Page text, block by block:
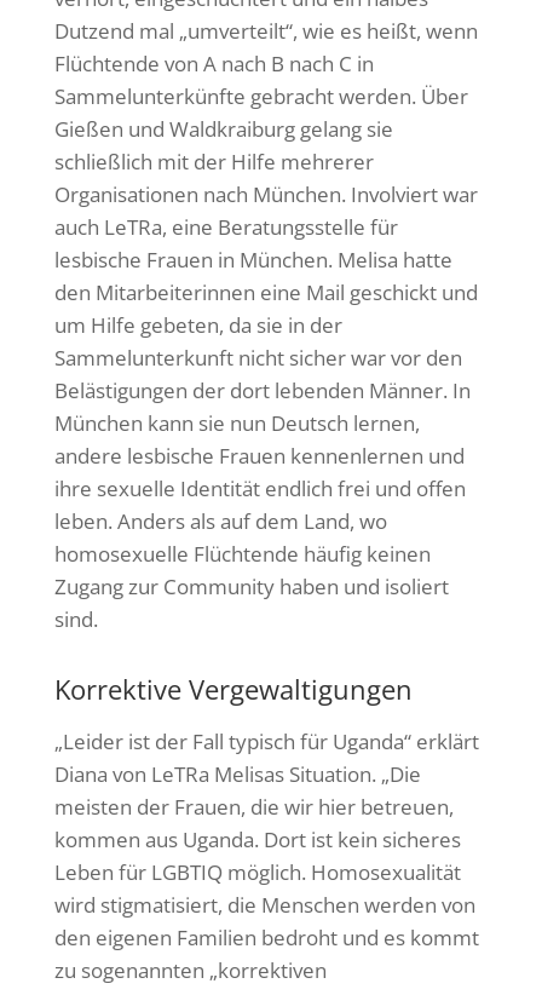
Dutzend mal „umverteilt“, wie es heißt, wenn
Flüchtende von A nach B nach C in
Sammelunterkünfte gebracht werden. Über
Gießen und Waldkraiburg gelang sie
schließlich mit der Hilfe mehrerer
Organisationen nach München. Involviert war
auch LeTRa, eine Beratungsstelle für
lesbische Frauen in München. Melisa hatte
den Mitarbeiterinnen eine Mail geschickt und
um Hilfe gebeten, da sie in der
Sammelunterkunft nicht sicher war vor den
Belästigungen der dort lebenden Männer. In
München kann sie nun Deutsch lernen,
andere lesbische Frauen kennenlernen und
ihre sexuelle Identität endlich frei und offen
leben. Anders als auf dem Land, wo
homosexuelle Flüchtende häufig keinen
Zugang zur Community haben und isoliert
sind.
Korrektive Vergewaltigungen
„Leider ist der Fall typisch für Uganda“ erklärt
Diana von LeTRa Melisas Situation. „Die
meisten der Frauen, die wir hier betreuen,
kommen aus Uganda. Dort ist kein sicheres
Leben für LGBTIQ möglich. Homosexualität
wird stigmatisiert, die Menschen werden von
den eigenen Familien bedroht und es kommt
zu sogenannten „korrektiven